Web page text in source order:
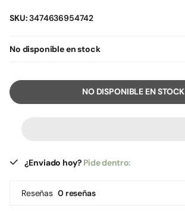
SKU:3474636954742
No disponible en stock
NO DISPONIBLE EN STOCK
¿Enviado hoy? Pide dentro:
Reseñas 0 reseñas